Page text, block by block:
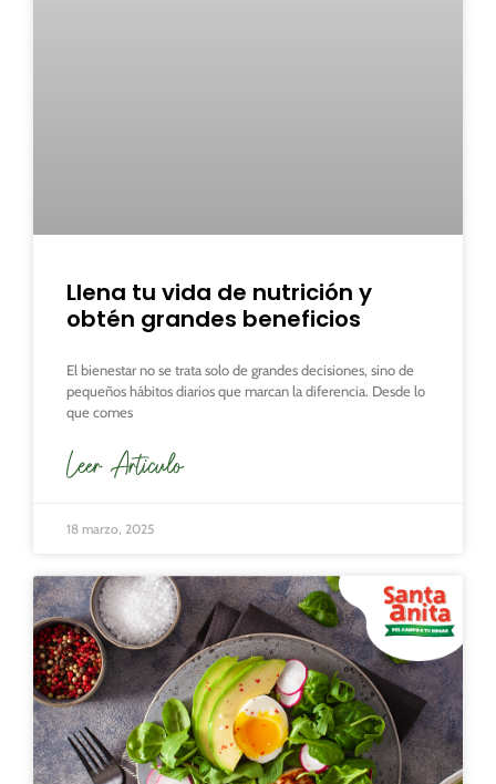
Llena tu vida de nutrición y
obtén grandes beneficios
El bienestar no se trata solo de grandes decisiones, sino de
pequeños hábitos diarios que marcan la diferencia. Desde lo
que comes
Leer Articulo
18 marzo, 2025